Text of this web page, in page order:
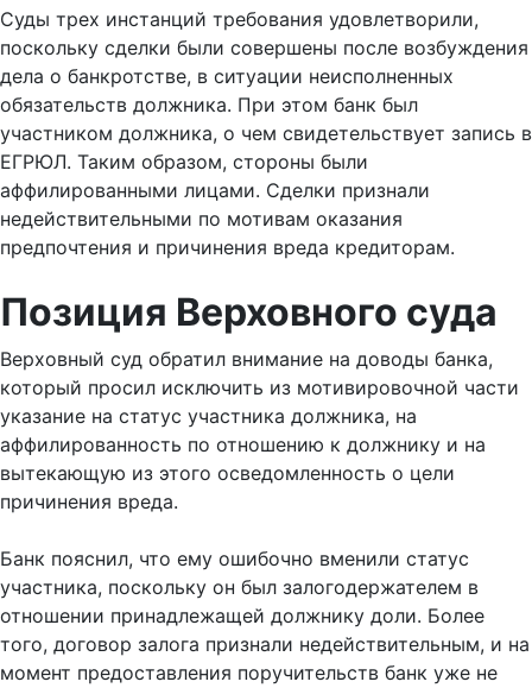
Суды трех инстанций требования удовлетворили,
поскольку сделки были совершены после возбуждения
дела о банкротстве, в ситуации неисполненных
обязательств должника. При этом банк был
участником должника, о чем свидетельствует запись в
ЕГРЮЛ. Таким образом, стороны были
аффилированными лицами. Сделки признали
недействительными по мотивам оказания
предпочтения и причинения вреда кредиторам.
Позиция Верховного суда
Верховный суд обратил внимание на доводы банка,
который просил исключить из мотивировочной части
указание на статус участника должника, на
аффилированность по отношению к должнику и на
вытекающую из этого осведомленность о цели
причинения вреда.
Банк пояснил, что ему ошибочно вменили статус
участника, поскольку он был залогодержателем в
отношении принадлежащей должнику доли. Более
того, договор залога признали недействительным, и на
момент предоставления поручительств банк уже не